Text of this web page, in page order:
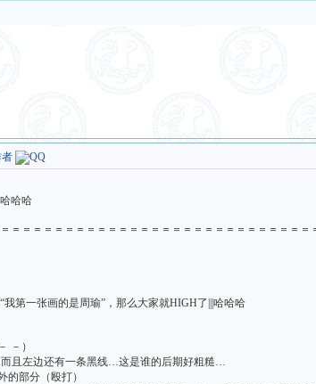
者
哈哈
＝＝＝＝＝＝＝＝＝＝＝＝＝＝＝＝＝＝＝＝＝＝＝＝＝＝＝＝
第一张画的是周瑜”，那么大家就HIGH了|||哈哈哈
－）
且左边还有一条黑线…这是谁的后期好粗糙…
部分（殴打）